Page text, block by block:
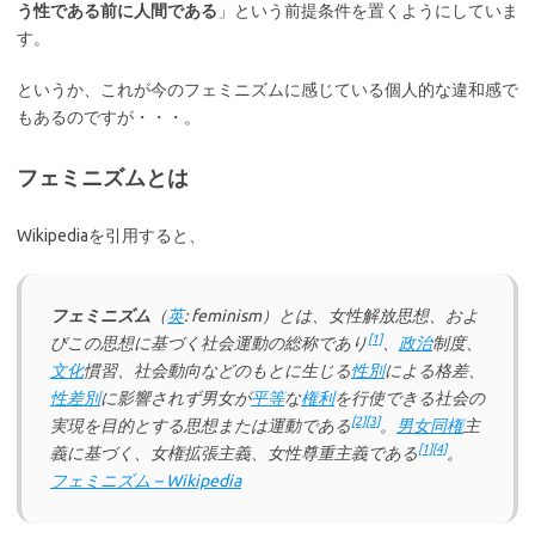
う性である前に人間である 」という前提条件を置くようにしていま
す。
というか、これが今のフェミニズムに感じている個人的な違和感で
もあるのですが・・・。
フェミニズムとは
Wikipediaを引用すると、
フェミニズム （英: feminism）とは、女性解放思想、およ
びこの思想に基づく社会運動の総称であり[1]、 政治制度、
文化慣習、社会動向などのもとに生じる性別による格差、
性差別に影響されず男女が平等な権利を行使できる社会の
実現を目的とする思想または運動である[2][3]。 男女同権主
義に基づく、女権拡張主義、女性尊重主義である[1][4]。
フェミニズム – Wikipedia